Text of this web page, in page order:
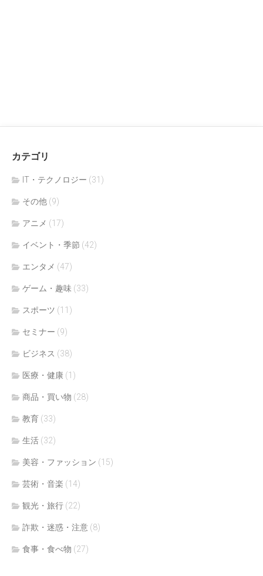
カテゴリ
IT・テクノロジー (31)
その他 (9)
アニメ (17)
イベント・季節 (42)
エンタメ (47)
ゲーム・趣味 (33)
スポーツ (11)
セミナー (9)
ビジネス (38)
医療・健康 (1)
商品・買い物 (28)
教育 (33)
生活 (32)
美容・ファッション (15)
芸術・音楽 (14)
観光・旅行 (22)
詐欺・迷惑・注意 (8)
食事・食べ物 (27)